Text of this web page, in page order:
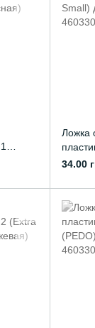
Ложка
Small)
34.00